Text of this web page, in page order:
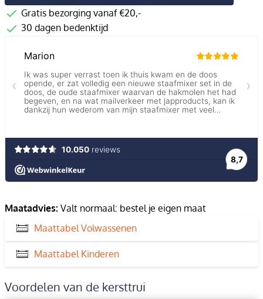
Gratis bezorging vanaf €20,-
30 dagen bedenktijd
Maatadvies: Valt normaal: bestel je eigen maat
Maattabel Volwassenen
Maattabel Kinderen
Voordelen van de kersttrui